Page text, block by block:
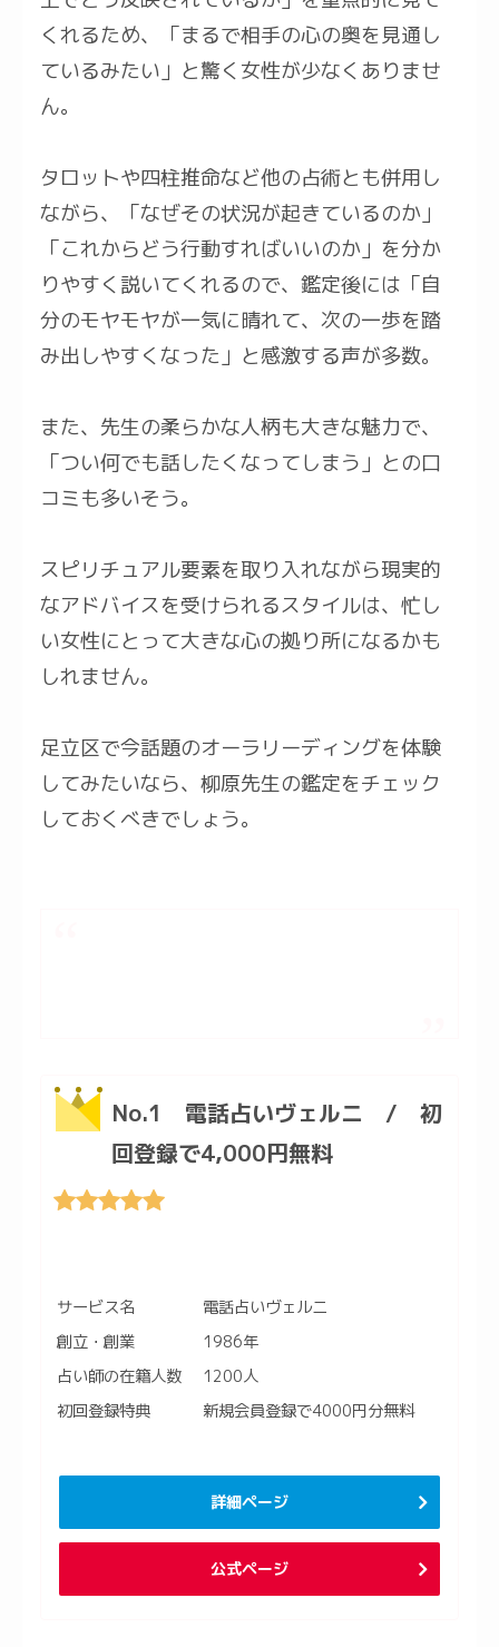
くれるため、「まるで相手の心の奥を見通し
ているみたい」と驚く女性が少なくありませ
ん。
タロットや四柱推命など他の占術とも併用し
ながら、「なぜその状況が起きているのか」
「これからどう行動すればいいのか」を分か
りやすく説いてくれるので、鑑定後には「自
分のモヤモヤが一気に晴れて、次の一歩を踏
み出しやすくなった」と感激する声が多数。
また、先生の柔らかな人柄も大きな魅力で、
「つい何でも話したくなってしまう」との口
コミも多いそう。
スピリチュアル要素を取り入れながら現実的
なアドバイスを受けられるスタイルは、忙し
い女性にとって大きな心の拠り所になるかも
しれません。
足立区で今話題のオーラリーディングを体験
してみたいなら、柳原先生の鑑定をチェック
しておくべきでしょう。
No.1 電話占いヴェルニ / 初
回登録で4,000円無料
サービス名
電話占いヴェルニ
創立・創業
1986年
占い師の在籍人数
1200人
初回登録特典
新規会員登録で4000円分無料
詳細ページ
公式ページ